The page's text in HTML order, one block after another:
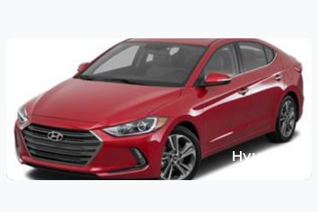
Hyundai